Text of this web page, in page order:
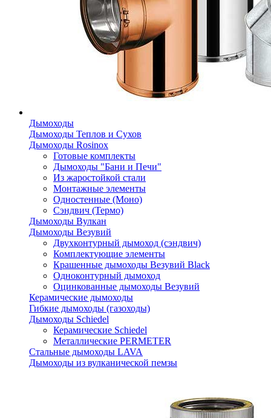
Дымоходы
Дымоходы Теплов и Сухов
Дымоходы Rosinox
Готовые комплекты
Дымоходы "Бани и Печи"
Из жаростойкой стали
Монтажные элементы
Одностенные (Моно)
Сэндвич (Термо)
Дымоходы Вулкан
Дымоходы Везувий
Двухконтурный дымоход (сэндвич)
Комплектующие элементы
Крашенные дымоходы Везувий Black
Одноконтурный дымоход
Оцинкованные дымоходы Везувий
Керамические дымоходы
Гибкие дымоходы (газоходы)
Дымоходы Schiedel
Керамические Schiedel
Металлические PERMETER
Стальные дымоходы LAVA
Дымоходы из вулканической пемзы